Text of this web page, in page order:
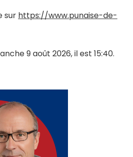
sur https://www.punaise-de-
9 août 2026, il est 15:40.